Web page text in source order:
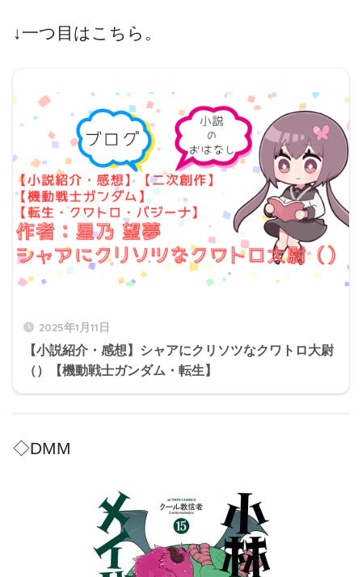
↓一つ目はこちら。
2025年1月11日
【小説紹介・感想】シャアにクリソツなクワトロ大尉
（）【機動戦士ガンダム・転生】
◇DMM